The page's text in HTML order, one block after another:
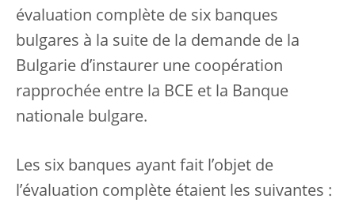
évaluation complète de six banques
bulgares à la suite de la demande de la
Bulgarie d’instaurer une coopération
rapprochée entre la BCE et la Banque
nationale bulgare.
Les six banques ayant fait l’objet de
l’évaluation complète étaient les suivantes :